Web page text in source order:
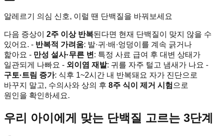
알레르기 의심 신호, 이럴 땐 단백질을 바꿔보세요
다음 증상이 2주 이상 반복된다면 현재 단백질이 맞지 않을 수
있어요. - 반복적 가려움: 발·귀·배·엉덩이를 계속 긁거나
핥아요 - 만성 설사·무른 변 : 특정 사료 급여 후 대변 상태가
일관되게 나빠요 - 외이염 재발: 귀를 자주 털고 냄새가 나요 -
구토·트림 증가: 식후 1~2시간 내 반복돼요 자가 진단으로
바꾸지 말고, 수의사와 상의 후 8주 식이 제거 시험 으로
원인을 확인하세요.
우리 아이에게 맞는 단백질 고르는 3단계